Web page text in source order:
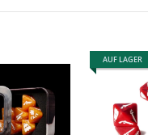
AUF LAGER